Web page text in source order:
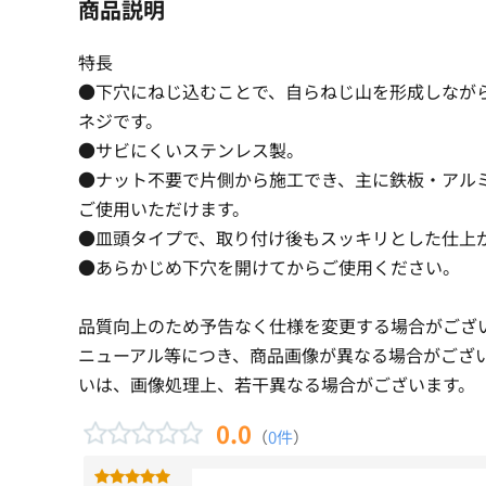
商品説明
特長
●下穴にねじ込むことで、自らねじ山を形成しなが
ネジです。
●サビにくいステンレス製。
●ナット不要で片側から施工でき、主に鉄板・アル
ご使用いただけます。
●皿頭タイプで、取り付け後もスッキリとした仕上
●あらかじめ下穴を開けてからご使用ください。
品質向上のため予告なく仕様を変更する場合がござ
ニューアル等につき、商品画像が異なる場合がござ
いは、画像処理上、若干異なる場合がございます。
0.0 （0件）